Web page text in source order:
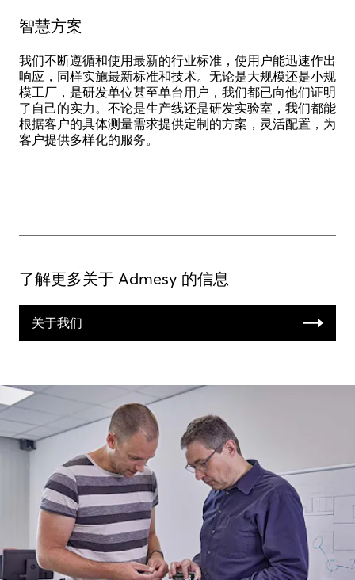
智慧方案
我们不断遵循和使用最新的行业标准，使用户能迅速作出
响应，同样实施最新标准和技术。无论是大规模还是小规
模工厂，是研发单位甚至单台用户，我们都已向他们证明
了自己的实力。不论是生产线还是研发实验室，我们都能
根据客户的具体测量需求提供定制的方案，灵活配置，为
客户提供多样化的服务。
了解更多关于 Admesy 的信息
关于我们